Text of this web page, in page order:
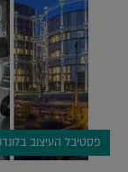
פסטיבל העיצוב